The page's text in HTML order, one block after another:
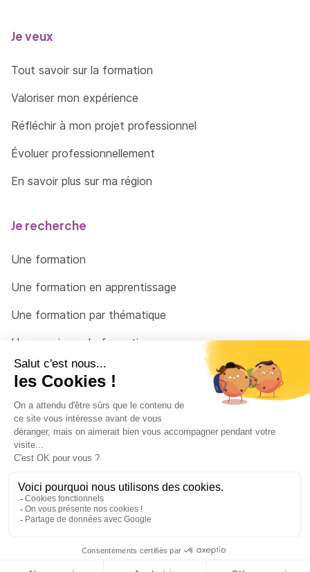
Je veux
Tout savoir sur la formation
Valoriser mon expérience
Réfléchir à mon projet professionnel
Évoluer professionnellement
En savoir plus sur ma région
Je recherche
Une formation
Une formation en apprentissage
Une formation par thématique
Un organisme de formation
Un conseiller
Une solution pour raccrocher
© 2026 - Côté Formations - par Via Compétences
Menu Pied de page
Mentions Légales
Politique de confidentialité